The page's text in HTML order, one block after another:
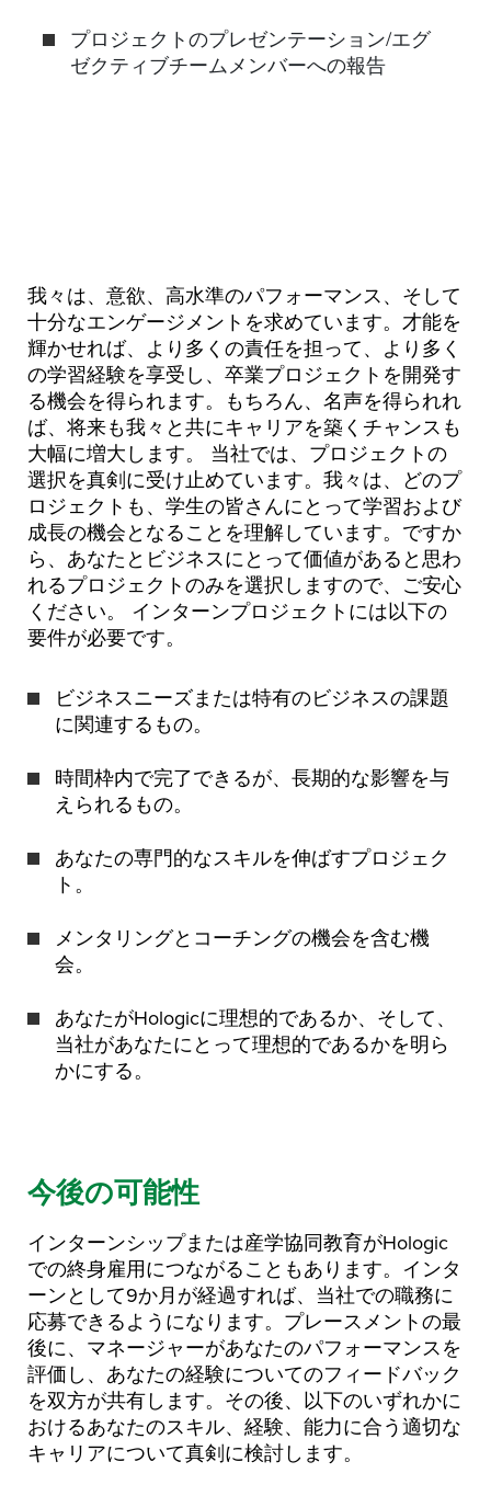
プロジェクトのプレゼンテーション/エグ
ゼクティブチームメンバーへの報告
我々は、意欲、高水準のパフォーマンス、そして
十分なエンゲージメントを求めています。才能を
輝かせれば、より多くの責任を担って、より多く
の学習経験を享受し、卒業プロジェクトを開発す
る機会を得られます。もちろん、名声を得られれ
ば、将来も我々と共にキャリアを築くチャンスも
大幅に増大します。 当社では、プロジェクトの
選択を真剣に受け止めています。我々は、どのプ
ロジェクトも、学生の皆さんにとって学習および
成長の機会となることを理解しています。ですか
ら、あなたとビジネスにとって価値があると思わ
れるプロジェクトのみを選択しますので、ご安心
ください。 インターンプロジェクトには以下の
要件が必要です。
ビジネスニーズまたは特有のビジネスの課題
に関連するもの。
時間枠内で完了できるが、長期的な影響を与
えられるもの。
あなたの専門的なスキルを伸ばすプロジェク
ト。
メンタリングとコーチングの機会を含む機
会。
あなたがHologicに理想的であるか、そして、
当社があなたにとって理想的であるかを明ら
かにする。
今後の可能性
インターンシップまたは産学協同教育がHologic
での終身雇用につながることもあります。インタ
ーンとして9か月が経過すれば、当社での職務に
応募できるようになります。プレースメントの最
後に、マネージャーがあなたのパフォーマンスを
評価し、あなたの経験についてのフィードバック
を双方が共有します。その後、以下のいずれかに
おけるあなたのスキル、経験、能力に合う適切な
キャリアについて真剣に検討します。